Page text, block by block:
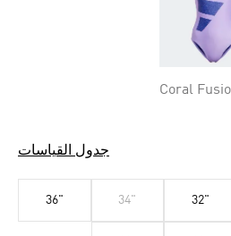
Coral
جدول القياسات
32"
34"
36"